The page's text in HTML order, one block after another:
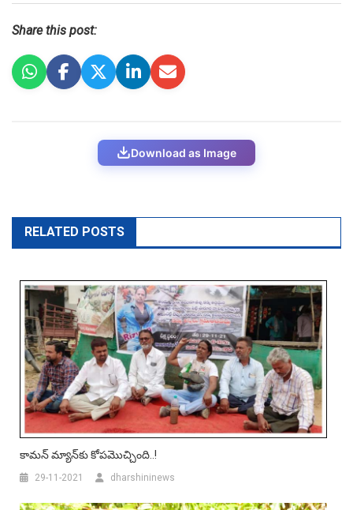
Share this post:
Download as Image
RELATED POSTS
కామ‌న్ మ్యాన్‌కు కోప‌మొచ్చింది..!
29-11-2021 dharshininews